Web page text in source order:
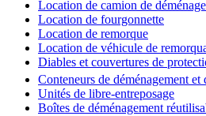
Location de camion de
Location de fourgonnette
Location de remorque
Location de véhicule de
Diables et couvertures de
Conteneurs de déménagement et
Unités de libre-entreposage
Boîtes de déménagement